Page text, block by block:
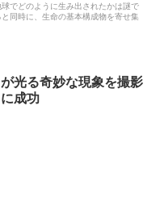
でどのように生み出されたかは謎で
同時に、生命の基本構成物を寄せ集
光る奇妙な現象を撮影
成功